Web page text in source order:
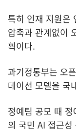
특히 인재 지원은
압축과 관계없이
획이다.
과기정통부는 오
데이션 모델을 국
정예팀 공모 때
의 국민 AI 접근성